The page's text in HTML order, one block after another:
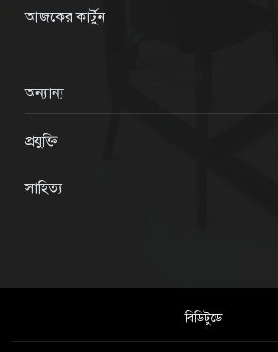
আজকের কার্টুন
অন্যান্য
প্রযুক্তি
সাহিত্য
বিডিটুডে